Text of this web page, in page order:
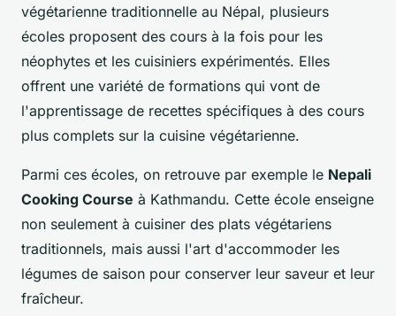
végétarienne traditionnelle au Népal, plusieurs
écoles proposent des cours à la fois pour les
néophytes et les cuisiniers expérimentés. Elles
offrent une variété de formations qui vont de
l'apprentissage de recettes spécifiques à des cours
plus complets sur la cuisine végétarienne.
Parmi ces écoles, on retrouve par exemple le Nepali
Cooking Course à Kathmandu. Cette école enseigne
non seulement à cuisiner des plats végétariens
traditionnels, mais aussi l'art d'accommoder les
légumes de saison pour conserver leur saveur et leur
fraîcheur.